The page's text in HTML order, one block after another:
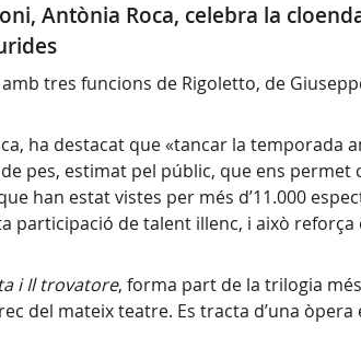
Antònia Roca, celebra la
tres funcions de Rigoletto, de
ha destacat que «tancar la temporada
pes, estimat pel públic, que ens permet
han estat vistes per més d’11.000
participació de talent illenc, i això reforça
i Il trovatore, forma part de la trilogia
del mateix teatre. Es tracta d’una